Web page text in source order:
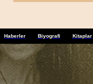
Haberler Biyografi Kitaplar